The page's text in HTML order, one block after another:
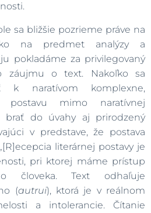
pozrieme práve na
na predmet analýzy a
pokladáme za privilegovaný
záujmu o text. Nakoľko sa
k naratívom komplexne,
postavu mimo naratívnej
brať do úvahy aj prirodzený
v predstave, že postava
literárnej postavy je
pri ktorej máme prístup
človeka. Text odhaľuje
(autrui), ktorá je v reálnom
a intolerancie. Čítanie